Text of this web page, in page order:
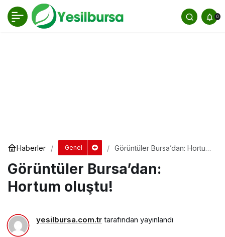
0
Haberler Genel
Görüntüler Bursa’dan: Hortum
Görüntüler Bursa’dan:
Hortum oluştu!
yesilbursa.com.tr tarafından yayınlandı
Görüntüler Bursa’dan: Hortum oluştu!